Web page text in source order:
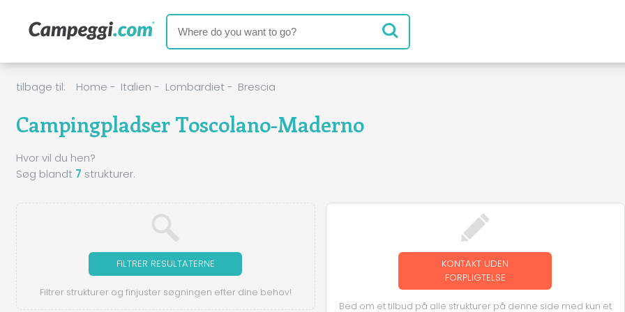
tilbage til: Home - Italien - Lombardiet - Brescia
Campingpladser Toscolano-Maderno
Hvor vil du hen?
Søg blandt 7 strukturer.
FILTRER RESULTATERNE
Filtrer strukturer og finjuster søgningen efter dine behov!
KONTAKT UDEN
FORPLIGTELSE
Bed om et tilbud på alle strukturer på denne side med kun et